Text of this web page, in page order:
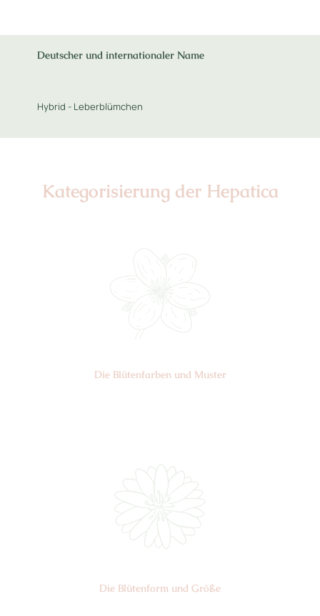
Deutscher und internationaler Name
Hybrid - Leberblümchen
Kategorisierung der Hepatica
Die Blüten­farben und Muster
Die Blüten­form und Größe